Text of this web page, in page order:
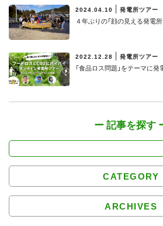
2024.04.10 発電所ツアー
４年ぶりの「顔の見える発電所
2022.12.28 発電所ツアー
「食品ロス問題」をテーマに発
CATEGORY
ARCHIVES